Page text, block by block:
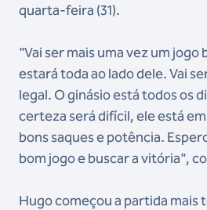
quarta-feira (31).
"Vai ser mais uma vez um
estará toda ao lado dele. Vai
legal. O ginásio está todos os
certeza será difícil, ele está
bons saques e potência.
bom jogo e buscar a vitória",
Hugo começou a partida mais